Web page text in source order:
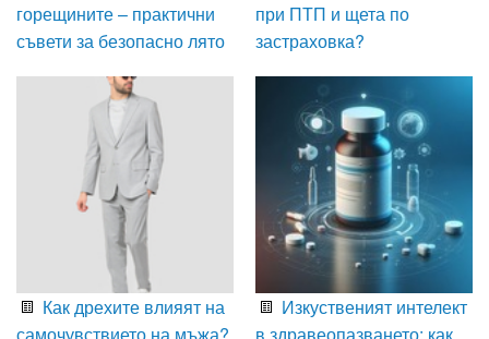
горещините – практични
съвети за безопасно лято
при ПТП и щета по
застраховка?
Как дрехите влияят на
Изкуственият интелект